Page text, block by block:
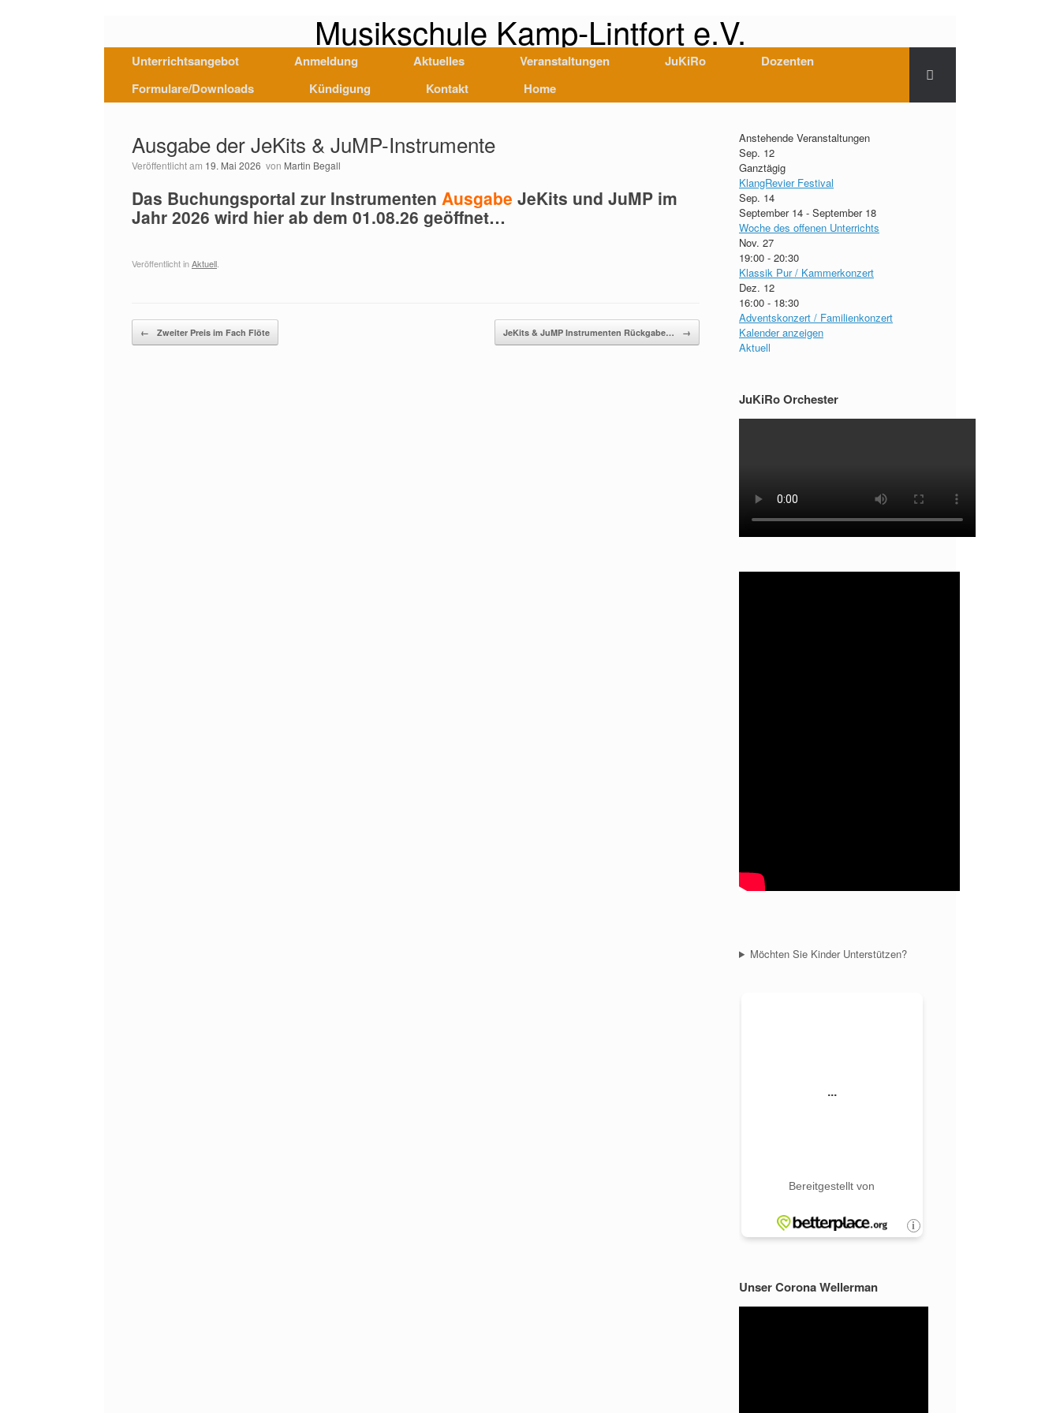
Musikschule Kamp-Lintfort e.V.
Unterrichtsangebot Anmeldung Aktuelles Veranstaltungen JuKiRo
Dozenten
Formulare/Downloads
Kündigung Kontakt Home
Ausgabe der JeKits & JuMP-Instrumente
Veröffentlicht am 19. Mai 2026 von Martin Begall
Das Buchungsportal zur Instrumenten Ausgabe JeKits und JuMP im
Jahr 2026 wird hier ab dem 01.08.26 geöffnet…
Veröffentlicht inAktuell
Beitragsnavigation
← Zweiter Preis im Fach Flöte JeKits & JuMP Instrumenten Rückgabe… →
Anstehende Veranstaltungen
Sep. 12
Ganztägig
KlangRevier Festival
Sep. 14
September 14 -September 18
Woche des offenen Unterrichts
Nov.27
19:00 -20:30
Klassik Pur / Kammerkonzert
Dez. 12
16:00 - 18:30
Adventskonzert / Familienkonzert
Kalender anzeigen
Aktuell
JuKiRo Orchester
Möchten Sie Kinder Unterstützen?
Unser Corona Wellerman